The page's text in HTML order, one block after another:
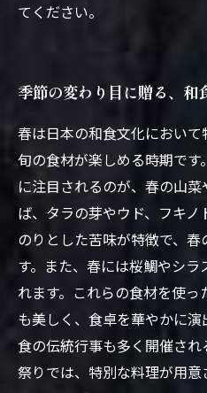
てください。
季節の変わり目に贈る、和
春は日本の和食文化におい
旬の食材が楽しめる時期で
に注目されるのが、春の山
ば、タラの芽やウド、フキ
のりとした苦味が特徴で、
す。また、春には桜鯛やシ
れます。これらの食材を使
も美しく、食卓を華やかに
食の伝統行事も多く開催さ
祭りでは、特別な料理が用